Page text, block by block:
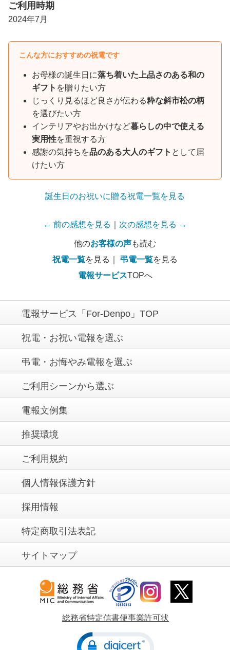
ご利用時期
2024年7月
こんな方におすすめの祝電です
お母様の誕生日に落ち着いた上品さのある和の
ギフト を贈りたい方
じっくり見るほど良さが伝わる粋な斜市松の柄
を選びたい方
インテリアやお出かけなど暮らしの中で使える
実用性を重視する方
感謝の気持ちを品のある大人のギフト として届
けたい方
誕生日のお祝いに贈る祝電一覧を見る
← 前の感想を見る 次の感想を見る →
他のお客様の声も読む
祝電一覧を見る｜ 弔電一覧を見る
電報サービスTOPへ
電報サービス「For-Denpo」TOP
祝電・お祝い電報を選ぶ
弔電・お悔やみ電報を選ぶ
ご利用シーンから選ぶ
電報文例集
推奨環境
ご利用規約
個人情報保護方針
採用情報
特定商取引法表記
サイトマップ
総務省特定信書便事業許可状